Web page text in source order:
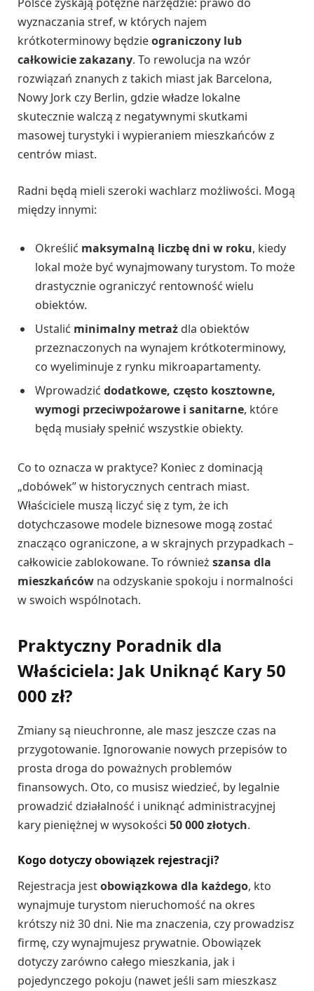
wyznaczania stref, w których najem
krótkoterminowy będzieograniczony lub
całkowicie zakazany. To rewolucja na wzór
rozwiązań znanych z takich miast jak Barcelona,
Nowy Jork czy Berlin, gdzie władze lokalne
skutecznie walczą z negatywnymi skutkami
masowej turystyki i wypieraniem mieszkańców z
centrów miast.
Radni będą mieli szeroki wachlarz możliwości. Mogą
między innymi:
Określić maksymalną liczbę dni w roku, kiedy
lokal może być wynajmowany turystom. To może
drastycznie ograniczyć rentowność wielu
obiektów.
Ustalić minimalny metraż dla obiektów
przeznaczonych na wynajem krótkoterminowy,
co wyeliminuje z rynku mikroapartamenty.
Wprowadzić dodatkowe, często kosztowne,
wymogi przeciwpożarowe i sanitarne, które
będą musiały spełnić wszystkie obiekty.
Co to oznacza w praktyce? Koniec z dominacją
„dobówek” w historycznych centrach miast.
Właściciele muszą liczyć się z tym, że ich
dotychczasowe modele biznesowe mogą zostać
znacząco ograniczone, a w skrajnych przypadkach –
całkowicie zablokowane. To również szansa dla
mieszkańców na odzyskanie spokoju i normalności
w swoich wspólnotach.
Praktyczny Poradnik dla
Właściciela: Jak Uniknąć Kary 50
000 zł?
Zmiany są nieuchronne, ale masz jeszcze czas na
przygotowanie. Ignorowanie nowych przepisów to
prosta droga do poważnych problemów
finansowych. Oto, co musisz wiedzieć, by legalnie
prowadzić działalność i uniknąć administracyjnej
kary pieniężnej w wysokości 50 000 złotych.
Kogo dotyczy obowiązek rejestracji?
Rejestracja jestobowiązkowa dla każdego, kto
wynajmuje turystom nieruchomość na okres
krótszy niż 30 dni. Nie ma znaczenia, czy prowadzisz
firmę, czy wynajmujesz prywatnie. Obowiązek
dotyczy zarówno całego mieszkania, jak i
pojedynczego pokoju (nawet jeśli sam mieszkasz